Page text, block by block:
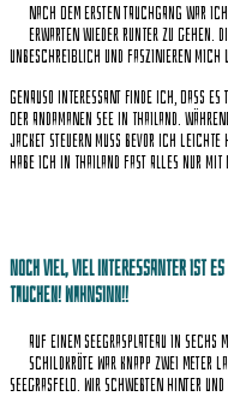
Nach dem ersten Tauchgang war
erwarten wieder runter zu gehen.
unbeschreiblich und faszinieren mich
Genauso interessant finde ich, dass
der Andamanen See in Thailand.
Jacket steuern muss bevor ich leichte
habe ich in Thailand fast alles nur mit
Noch viel, viel interessanter ist
tauchen! Wahnsinn!!
Auf einem Seegrasplateau in sechs
Schildkröte war knapp zwei Meter
Seegrasfeld. Wir schwebten hinter